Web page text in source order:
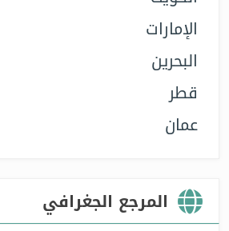
الإمارات
البحرين
قطر
عمان
المرجع الجغرافي